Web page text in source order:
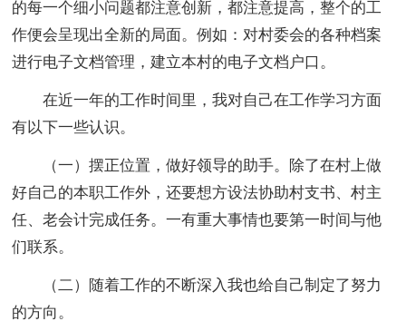
的每一个细小问题都注意创新，都注意提高，整个的工
作便会呈现出全新的局面。例如：对村委会的各种档案
进行电子文档管理，建立本村的电子文档户口。
在近一年的工作时间里，我对自己在工作学习方面
有以下一些认识。
（一）摆正位置，做好领导的助手。除了在村上做
好自己的本职工作外，还要想方设法协助村支书、村主
任、老会计完成任务。一有重大事情也要第一时间与他
们联系。
（二）随着工作的不断深入我也给自己制定了努力
的方向。